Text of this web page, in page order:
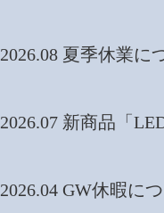
2026.08 夏季休業に
2026.07 新商品「
2026.04 GW休暇に